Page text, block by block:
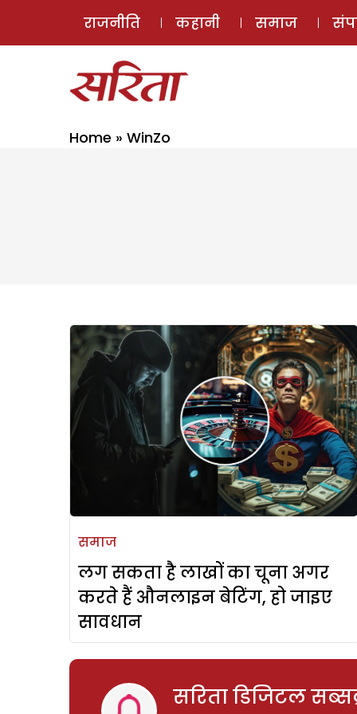
राजनीति कहानी समाज
Home » WinZo
समाज
लग सकता है लाखों का चूना अगर
करते हैं औनलाइन बेटिंग, हो जाइए
सावधान
सरिता डिजिटल